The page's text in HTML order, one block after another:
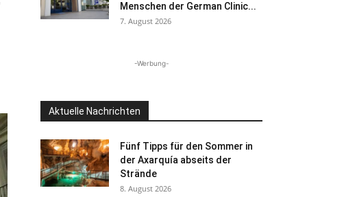
Menschen der German Clinic...
7. August 2026
-Werbung-
Aktuelle Nachrichten
Fünf Tipps für den Sommer in
der Axarquía abseits der
Strände
8. August 2026